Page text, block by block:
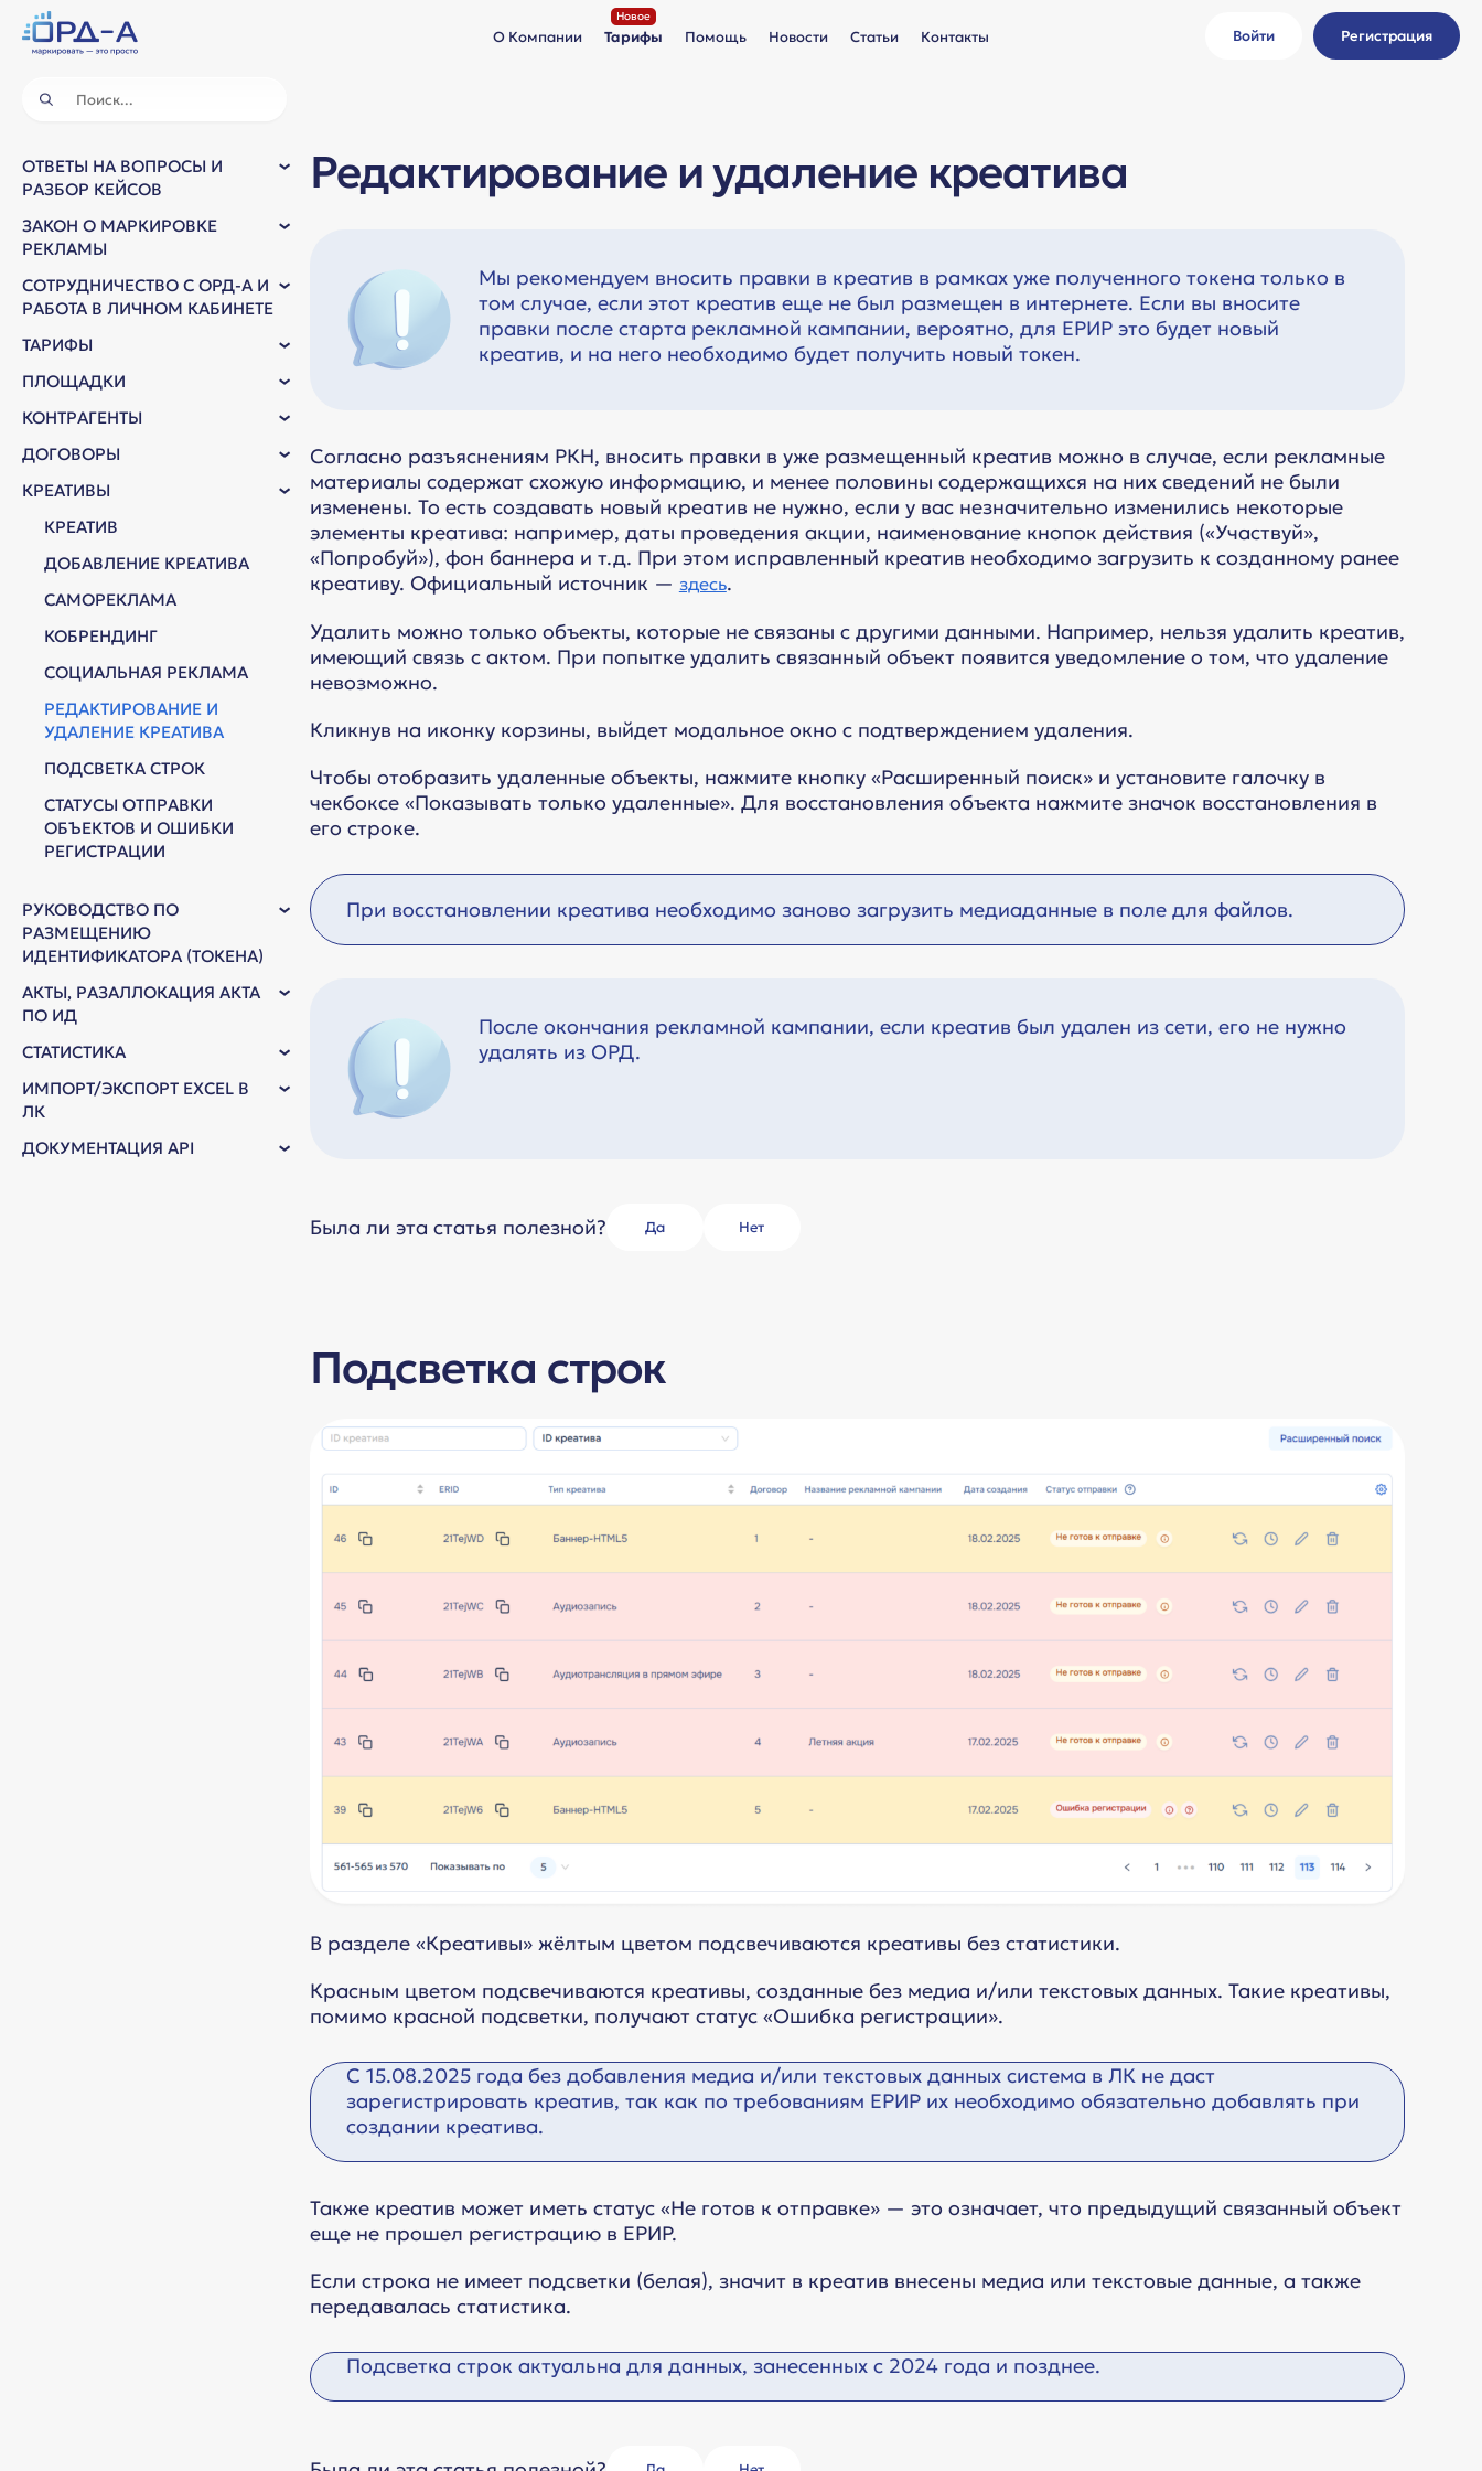
О Компании Тарифы Помощь Новости Статьи Контакты Войти Регистрация
ОТВЕТЫ НА ВОПРОСЫ И
РАЗБОР КЕЙСОВ
ЗАКОН О МАРКИРОВКЕ
РЕКЛАМЫ
СОТРУДНИЧЕСТВО С ОРД-А И
РАБОТА В ЛИЧНОМ КАБИНЕТЕ
ТАРИФЫ
ПЛОЩАДКИ
КОНТРАГЕНТЫ
ДОГОВОРЫ
КРЕАТИВЫ
КРЕАТИВ
ДОБАВЛЕНИЕ КРЕАТИВА
САМОРЕКЛАМА
КОБРЕНДИНГ
СОЦИАЛЬНАЯ РЕКЛАМА
РЕДАКТИРОВАНИЕ И
УДАЛЕНИЕ КРЕАТИВА
ПОДСВЕТКА СТРОК
СТАТУСЫ ОТПРАВКИ
ОБЪЕКТОВ И ОШИБКИ
РЕГИСТРАЦИИ
РУКОВОДСТВО ПО
РАЗМЕЩЕНИЮ
ИДЕНТИФИКАТОРА (ТОКЕНА)
АКТЫ, РАЗАЛЛОКАЦИЯ АКТА
ПО ИД
СТАТИСТИКА
ИМПОРТ/ЭКСПОРТ EXCEL В
ЛК
ДОКУМЕНТАЦИЯ API
Редактирование и удаление креатива
Мы рекомендуем вносить правки в креатив в рамках уже полученного токена только в
том случае, если этот креатив еще не был размещен в интернете. Если вы вносите
правки после старта рекламной кампании, вероятно, для ЕРИР это будет новый
креатив, и на него необходимо будет получить новый токен.
Согласно разъяснениям РКН, вносить правки в уже размещенный креатив можно в случае, если рекламные
материалы содержат схожую информацию, и менее половины содержащихся на них сведений не были
изменены. То есть создавать новый креатив не нужно, если у вас незначительно изменились некоторые
элементы креатива: например, даты проведения акции, наименование кнопок действия («Участвуй»,
«Попробуй»), фон баннера и т.д. При этом исправленный креатив необходимо загрузить к созданному ранее
креативу. Официальный источник — здесь.
Удалить можно только объекты, которые не связаны с другими данными. Например, нельзя удалить креатив,
имеющий связь с актом. При попытке удалить связанный объект появится уведомление о том, что удаление
невозможно.
Кликнув на иконку корзины, выйдет модальное окно с подтверждением удаления.
Чтобы отобразить удаленные объекты, нажмите кнопку «Расширенный поиск» и установите галочку в
чекбоксе «Показывать только удаленные». Для восстановления объекта нажмите значок восстановления в
его строке.
При восстановлении креатива необходимо заново загрузить медиаданные в поле для файлов.
После окончания рекламной кампании, если креатив был удален из сети, его не нужно
удалять из ОРД.
Была ли эта статья полезной? Да Нет
Подсветка строк
В разделе «Креативы» жёлтым цветом подсвечиваются креативы без статистики.
Красным цветом подсвечиваются креативы, созданные без медиа и/или текстовых данных. Такие креативы,
помимо красной подсветки, получают статус «Ошибка регистрации».
С 15.08.2025 года без добавления медиа и/или текстовых данных система в ЛК не даст
зарегистрировать креатив, так как по требованиям ЕРИР их необходимо обязательно добавлять при
создании креатива.
Также креатив может иметь статус «Не готов к отправке» — это означает, что предыдущий связанный объект
еще не прошел регистрацию в ЕРИР.
Если строка не имеет подсветки (белая), значит в креатив внесены медиа или текстовые данные, а также
передавалась статистика.
Подсветка строк актуальна для данных, занесенных с 2024 года и позднее.